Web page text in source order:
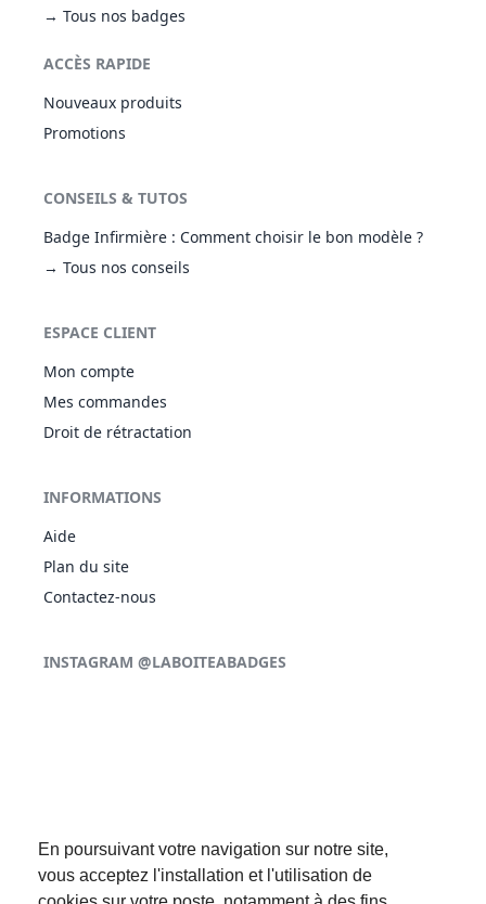
En poursuivant votre navigation sur notre site,
vous acceptez l'installation et l'utilisation de
→ Tous nos badges
ACCÈS RAPIDE
Nouveaux produits
Promotions
CONSEILS & TUTOS
Badge Infirmière : Comment choisir le bon modèle ?
→ Tous nos conseils
ESPACE CLIENT
Mon compte
Mes commandes
Droit de rétractation
INFORMATIONS
Aide
Plan du site
Contactez-nous
INSTAGRAM @LABOITEABADGES